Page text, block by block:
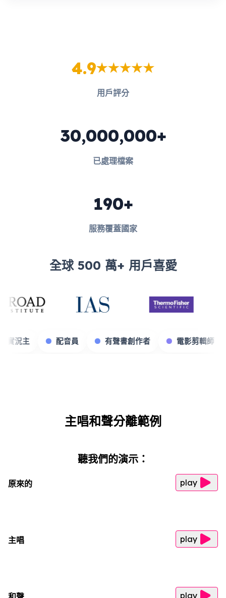
4.9
用戶評分
30,000,000+
已處理檔案
190+
服務覆蓋國家
全球 500 萬+ 用戶喜愛
遊戲實況主 配音員 有聲書創作者
主唱和聲分離範例
聽我們的演示：
原來的 play
主唱 play
play